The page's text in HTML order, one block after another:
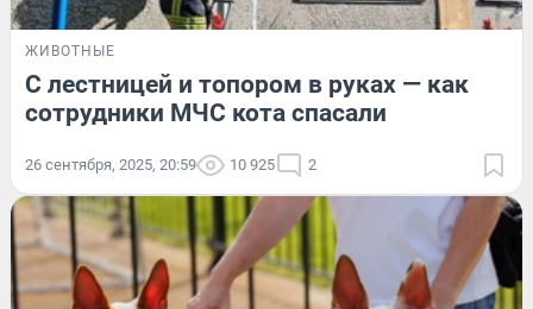
ЖИВОТНЫЕ
С лестницей и топором в руках — как
сотрудники МЧС кота спасали
26 сентября, 2025, 20:59 10 925 2